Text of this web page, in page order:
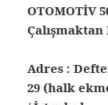
OTOMOTİV
Adres :
29 (halk